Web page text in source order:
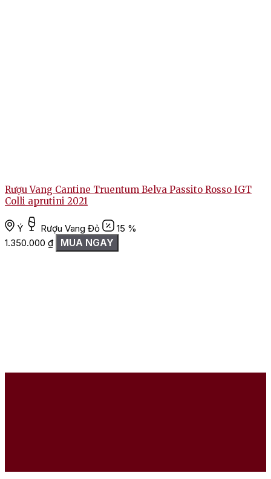
Rượu Vang Cantine Truentum Belva Passito Rosso IGT
Colli aprutini 2021
Ý Rượu Vang Đỏ
15 %
1.350.000 ₫ MUA NGAY